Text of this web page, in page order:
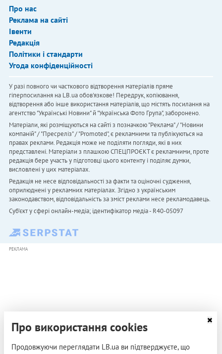
Про нас
Реклама на сайті
Івенти
Редакція
Політики і стандарти
Угода конфіденційності
У разі повного чи часткового відтворення матеріалів пряме
гіперпосилання на LB.ua обов'язкове! Передрук, копіювання,
відтворення або інше використання матеріалів, що містять посилання на
агентство "Українськi Новини" й "Українська Фото Група", заборонено.
Матеріали, які розміщуються на сайті з позначкою "Реклама" / "Новини
компаній" / "Пресреліз" / "Promoted", є рекламними та публікуються на
правах реклами. Редакція може не поділяти погляди, які в них
представлені. Матеріали з плашкою СПЕЦПРОЄКТ є рекламними, проте
редакція бере участь у підготовці цього контенту і поділяє думки,
висловлені у цих матеріалах.
Редакція не несе відповідальності за факти та оціночні судження,
оприлюднені у рекламних матеріалах. Згідно з українським
законодавством, відповідальність за зміст реклами несе рекламодавець.
Cуб'єкт у сфері онлайн-медіа; ідентифікатор медіа - R40-05097
РЕКЛАМА
Про використання cookies
Продовжуючи переглядати LB.ua ви підтверджуєте, що